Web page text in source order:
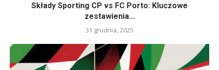
Składy Sporting CP vs FC Porto: Kluczowe
zestawienia...
31 grudnia, 2025